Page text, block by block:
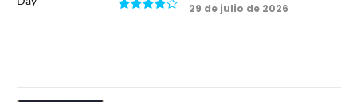
29 de julio de 2026